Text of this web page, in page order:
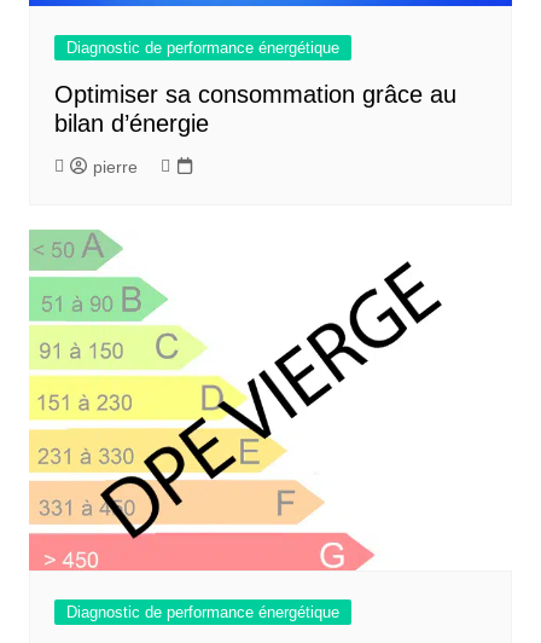
Diagnostic de performance énergétique
Optimiser sa consommation grâce au
bilan d’énergie
pierre
Diagnostic de performance énergétique